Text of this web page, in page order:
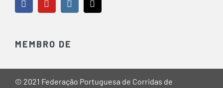
MEMBRO DE
© 2021 Federação Portuguesa de Corridas de